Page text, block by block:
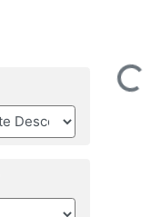
Loading...